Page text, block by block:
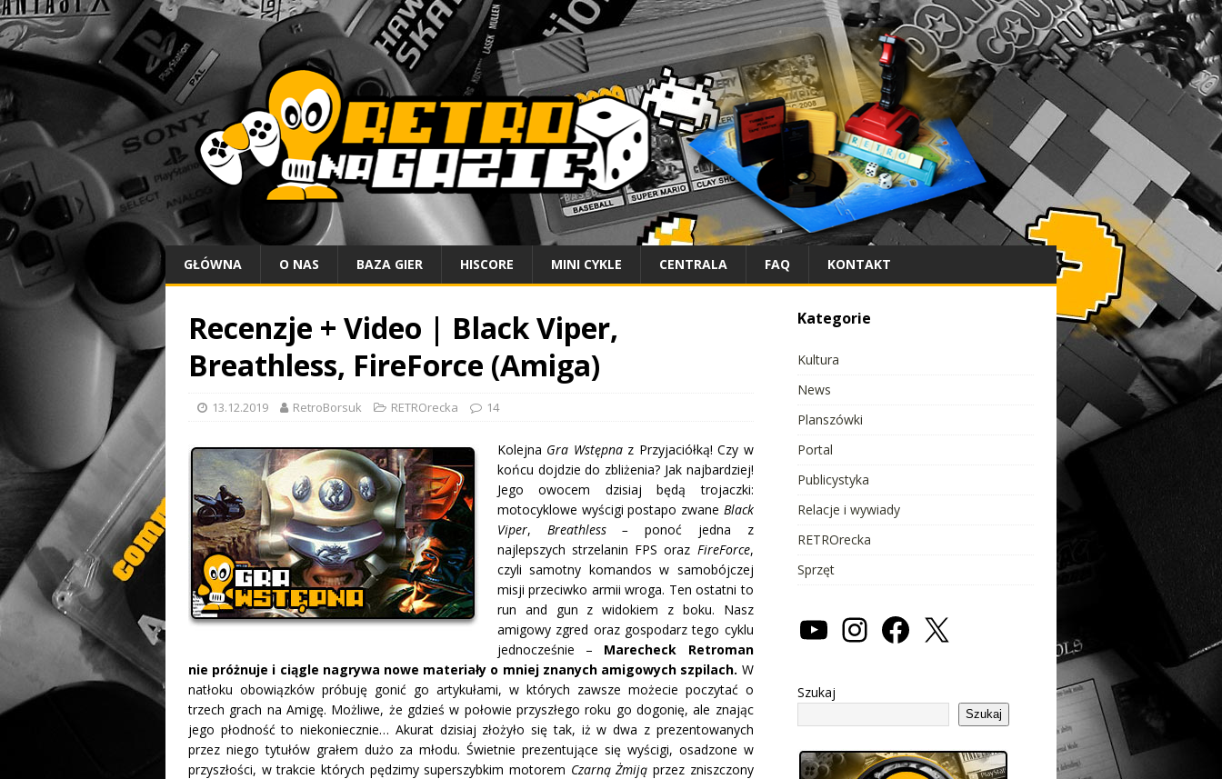
GŁÓWNA O NAS BAZA GIER HISCORE MINI CYKLE CENTRALA FAQ KONTAKT
Recenzje + Video | Black Viper,
Breathless, FireForce (Amiga)
13.12.2019 RetroBorsuk RETROrecka 14
Kolejna Gra Wstępnaz Przyjaciółką! Czy w
końcu dojdzie do zbliżenia? Jak najbardziej!
Jego owocem dzisiaj będą trojaczki:
motocyklowe wyścigi postapo zwane Black
Viper, Breathless –ponoć jedna z
najlepszych strzelanin FPS oraz FireForce,
czyli samotny komandos w samobójczej
misji przeciwko armii wroga. Ten ostatni to
run and gun z widokiem z boku. Nasz
amigowy zgred oraz gospodarz tego cyklu
jednocześnie – Marecheck Retroman
nie próżnuje i ciągle nagrywa nowe materiały o mniej znanych amigowych szpilach. W
natłoku obowiązków próbuję gonić go artykułami, w których zawsze możecie poczytać o
trzech grach na Amigę. Możliwe, że gdzieś w połowie przyszłego roku go dogonię, ale znając
jego płodność to niekoniecznie… Akurat dzisiaj złożyło się tak, iż w dwa z prezentowanych
przez niego tytułów grałem dużo za młodu. Świetnie prezentujące się wyścigi, osadzone w
przyszłości, w trakcie których pędzimy superszybkim motorem Czarną Żmiją przez zniszczony
Kategorie
Kultura
News
Planszówki
Portal
Publicystyka
Relacje i wywiady
RETROrecka
Sprzęt
Szukaj
Szukaj